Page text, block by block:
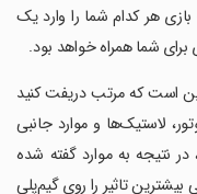
هر کدام شما را وارد یک
برای شما همراه خواهد بود.
است که مرتب دریفت کنید
لاستیک‌ها و موارد جانبی
در نتیجه به موارد گفته شده
تاثیر را روی گیم‌پلی